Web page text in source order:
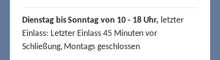
Dienstag bis Sonntag von 10 - 18 Uhr, letzter
Einlass: Letzter Einlass 45 Minuten vor
Schließung, Montags geschlossen